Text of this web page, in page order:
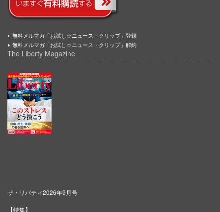
無料メルマガ「お試し☆ニュース・クリップ」登録
無料メルマガ「お試し☆ニュース・クリップ」解約
The Liberty Magazine
ザ・リバティ2026年9月号
【特集】